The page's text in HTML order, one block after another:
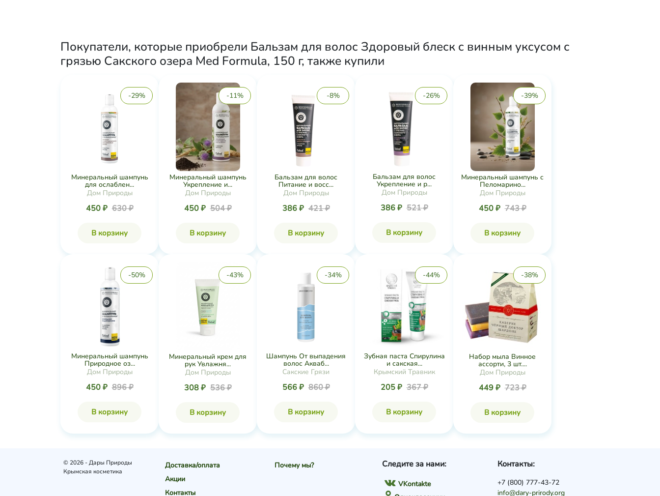
Покупатели, которые приобрели Бальзам для волос Здоровый блеск с винным уксусом с
грязью Сакского озера Med Formula, 150 г, также купили
-29%
Минеральный шампунь
для ослаблен...
Дом Природы
450 ₽ 630 ₽
В корзину
-11%
Минеральный шампунь
Укрепление и...
Дом Природы
450 ₽ 504 ₽
В корзину
-8%
Бальзам для волос
Питание и восс...
Дом Природы
386 ₽ 421 ₽
В корзину
-26%
Бальзам для волос
Укрепление и р...
Дом Природы
386 ₽ 521 ₽
В корзину
-39%
Минеральный шампунь с
Пеломарино...
Дом Природы
450 ₽ 743 ₽
В корзину
-50%
Минеральный шампунь
Природное оз...
Дом Природы
450 ₽ 896 ₽
В корзину
-43%
Минеральный крем для
рук Увлажня...
Дом Природы
308 ₽ 536 ₽
В корзину
-34%
Шампунь От выпадения
волос Акваб...
Сакские Грязи
566 ₽ 860 ₽
В корзину
-44%
Зубная паста Спирулина
и сакская...
Крымский Травник
205 ₽ 367 ₽
В корзину
-38%
Набор мыла Винное
ассорти, 3 шт....
Дом Природы
449 ₽ 723 ₽
В корзину
© 2026 - Дары Природы
Крымская косметика
Доставка/оплата
Акции
Контакты
Почему мы? Следите за нами:
VKontakte
Контакты:
+7 (800) 777-43-72
info@dary-prirody.org